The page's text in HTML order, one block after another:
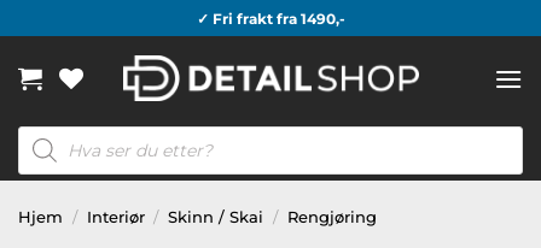
to
content
✓ Fri frakt fra 1490,-
Products
search
Hjem / Interiør / Skinn / Skai / Rengjøring